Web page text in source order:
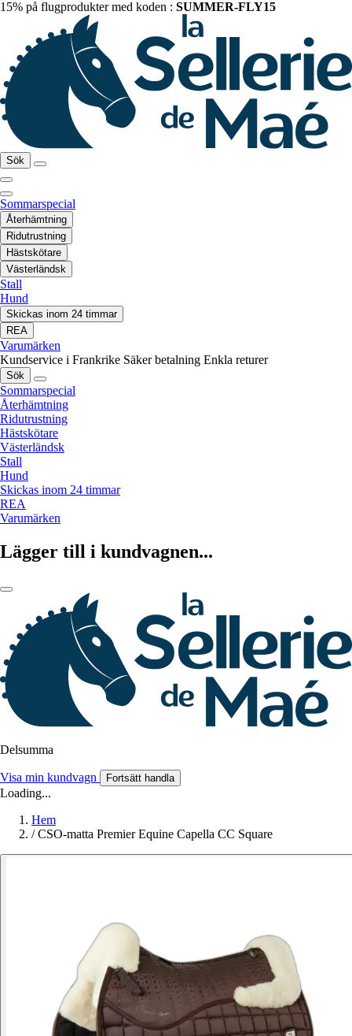
15% på flugprodukter med koden : SUMMER-FLY15
Sök
Sommarspecial
Återhämtning
Ridutrustning
Hästskötare
Västerländsk
Stall
Hund
Skickas inom 24 timmar
REA
Varumärken
Kundservice i Frankrike Säker betalning Enkla returer
Sök
Sommarspecial
Återhämtning
Ridutrustning
Hästskötare
Västerländsk
Stall
Hund
Skickas inom 24 timmar
REA
Varumärken
Lägger till i kundvagnen...
Delsumma
Visa min kundvagn Fortsätt handla
Loading...
Hem
/ CSO-matta Premier Equine Capella CC Square